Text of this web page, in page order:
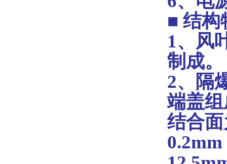
■ 结构
1、 风
制成。
2、
隔
端盖
结合